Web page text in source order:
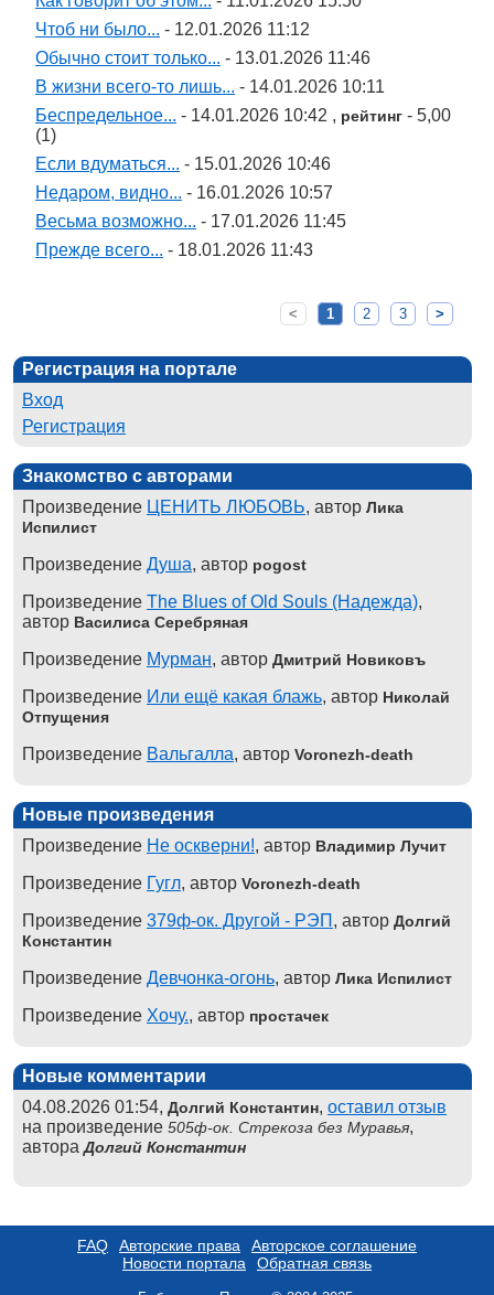
Чтоб ни было... - 12.01.2026 11:12
Обычно стоит только... - 13.01.2026 11:46
В жизни всего-то лишь... - 14.01.2026 10:11
Беспредельное... - 14.01.2026 10:42 , рейтинг - 5,00
(1)
Если вдуматься... - 15.01.2026 10:46
Недаром, видно... - 16.01.2026 10:57
Весьма возможно... - 17.01.2026 11:45
Прежде всего... - 18.01.2026 11:43
< 1 2 3 >
Регистрация на портале
Вход
Регистрация
Знакомство с авторами
Произведение ЦЕНИТЬ ЛЮБОВЬ, автор Лика
Испилист
Произведение Душа, автор pogost
Произведение The Blues of Old Souls (Надежда),
автор Василиса Серебряная
Произведение Мурман, автор Дмитрий Новиковъ
Произведение Или ещё какая блажь, автор Николай
Отпущения
Произведение Вальгалла, автор Voronezh-death
Новые произведения
Произведение Не оскверни!, автор Владимир Лучит
Произведение Гугл, автор Voronezh-death
Произведение 379ф-ок. Другой - РЭП , автор Долгий
Константин
Произведение Девчонка-огонь, автор Лика Испилист
Произведение Хочу., автор простачек
Новые комментарии
04.08.2026 01:54, Долгий Константин, оставил отзыв
на произведение 505ф-ок. Стрекоза без Муравья,
автораДолгий Константин
FAQ Авторские права
Авторское соглашение
Новости портала
Обратная связь